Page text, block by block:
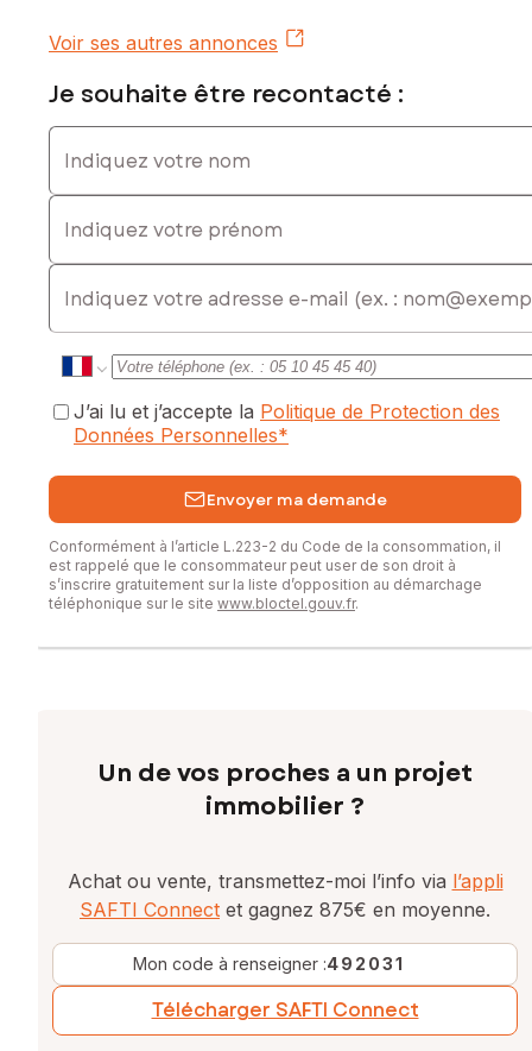
Voir ses autres annonces
Je souhaite être recontacté :
Indiquez votre nom
Indiquez votre prénom
E-mail
J’ai lu et j’accepte la Politique de Protection des
Données Personnelles*
Envoyer ma demande
Conformément à l’article L.223-2 du Code de la consommation, il
est rappelé que le consommateur peut user de son droit à
s’inscrire gratuitement sur la liste d’opposition au démarchage
téléphonique sur le site www.bloctel.gouv.fr.
Un de vos proches a un projet
immobilier ?
Achat ou vente, transmettez-moi l’info via l’appli
SAFTI Connect et gagnez 875€ en moyenne.
Mon code à renseigner :492031
Télécharger SAFTI Connect